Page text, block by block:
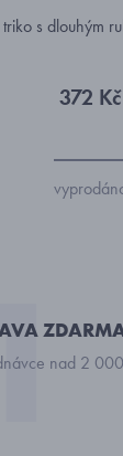
s dlouhým
372 Kč
nad 2